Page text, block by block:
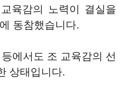
육감의 노력이 결실을
동참했습니다.
에서도 조 교육감의 선
상태입니다.